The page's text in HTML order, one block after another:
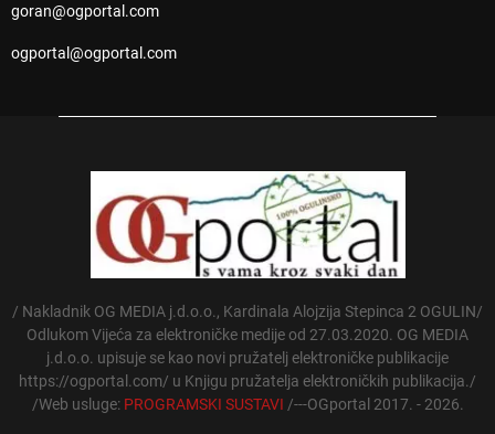
goran@ogportal.com
ogportal@ogportal.com
/ Nakladnik OG MEDIA j.d.o.o., Kardinala Alojzija Stepinca 2 OGULIN/
Odlukom Vijeća za elektroničke medije od 27.03.2020. OG MEDIA
j.d.o.o. upisuje se kao novi pružatelj elektroničke publikacije
https://ogportal.com/ u Knjigu pružatelja elektroničkih publikacija./
/Web usluge: PROGRAMSKI SUSTAVI /---OGportal 2017. - 2026.